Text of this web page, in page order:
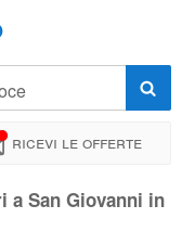
Ricevi le offerte
a San Giovanni in